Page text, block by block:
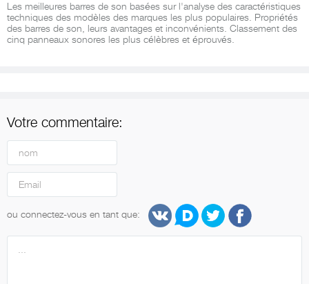
Les meilleures barres de son basées sur l'analyse des caractéristiques
techniques des modèles des marques les plus populaires. Propriétés
des barres de son, leurs avantages et inconvénients. Classement des
cinq panneaux sonores les plus célèbres et éprouvés.
Votre commentaire:
ou connectez-vous en tant que: